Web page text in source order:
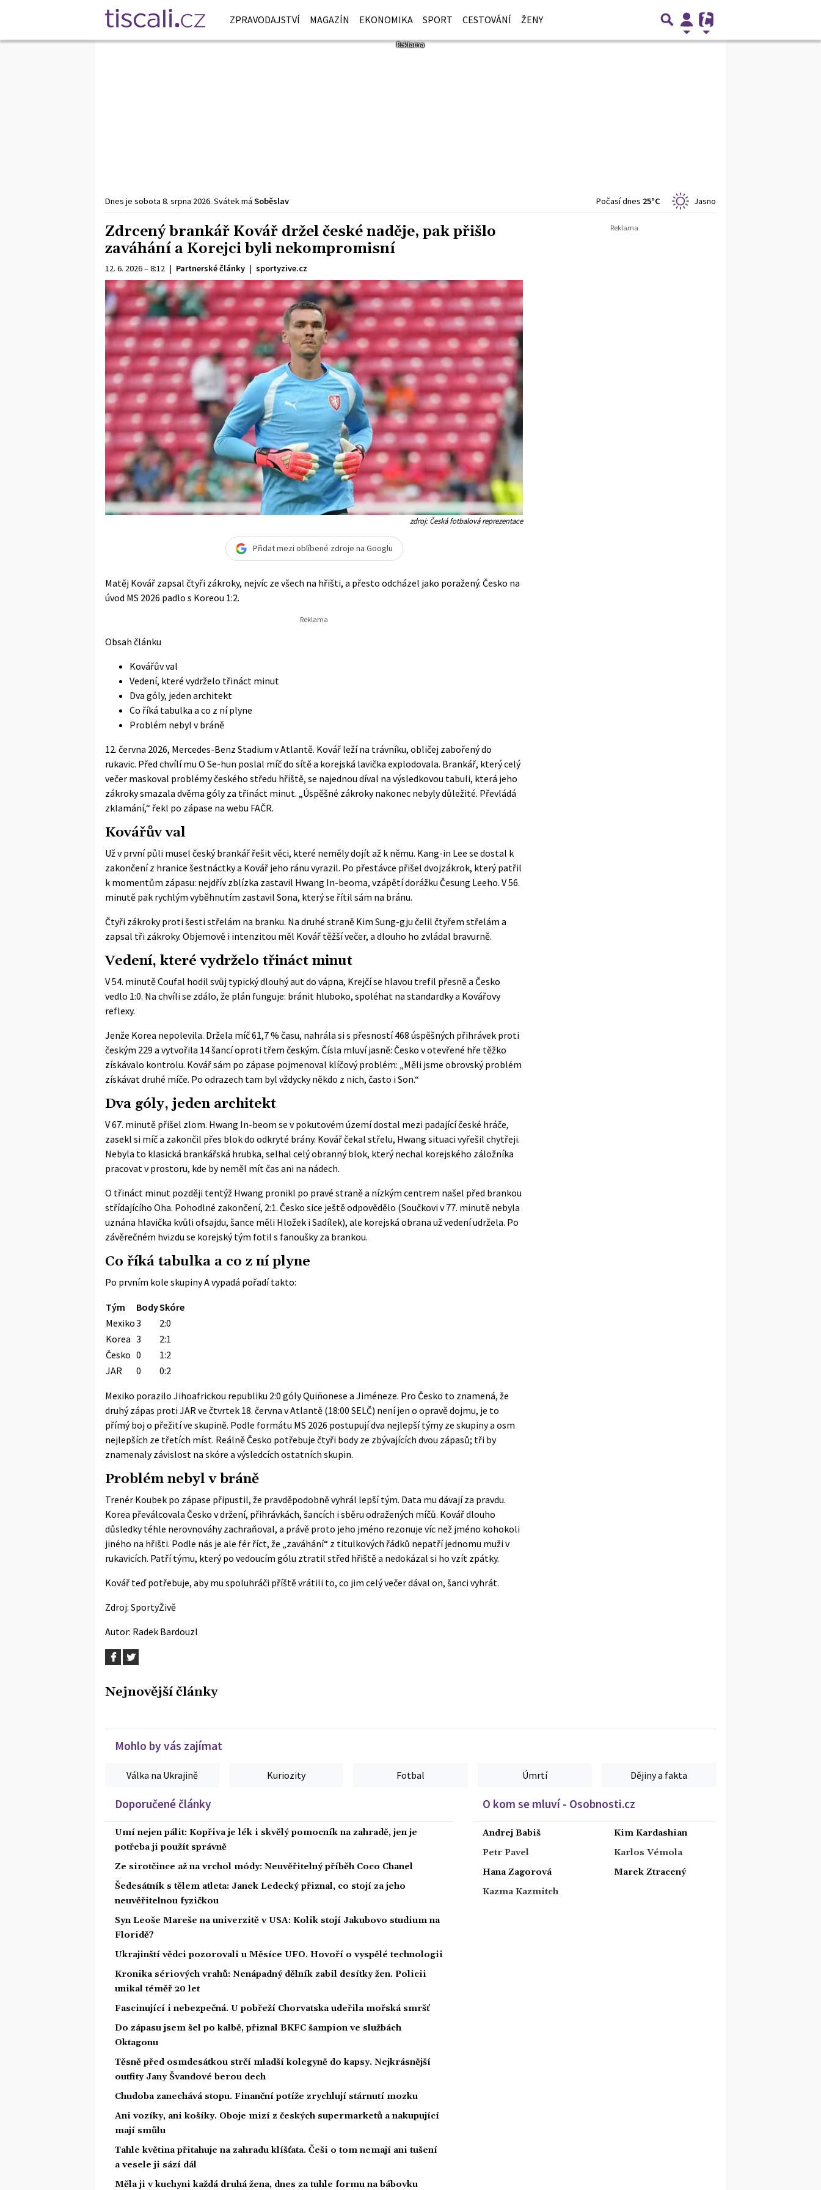
ZPRAVODAJSTVÍ MAGAZÍN EKONOMIKA SPORT CESTOVÁNÍ ŽENY
Dnes je sobota 8. srpna 2026. Svátek má Soběslav Počasí dnes 25°C Jasno
Zdrcený brankář Kovář držel české naděje, pak přišlo
zaváhání a Korejci byli nekompromisní
12. 6. 2026 – 8:12 | Partnerské články | sportyzive.cz
zdroj: Česká fotbalová reprezentace
Přidat mezi oblíbené zdroje na Googlu
Matěj Kovář zapsal čtyři zákroky, nejvíc ze všech na hřišti, a přesto odcházel jako poražený. Česko na
úvod MS 2026 padlo s Koreou 1:2.
Obsah článku
Kovářův val
Vedení, které vydrželo třináct minut
Dva góly, jeden architekt
Co říká tabulka a co z ní plyne
Problém nebyl v bráně
12. června 2026, Mercedes-Benz Stadium v Atlantě. Kovář leží na trávníku, obličej zabořený do
rukavic. Před chvílí mu O Se-hun poslal míč do sítě a korejská lavička explodovala. Brankář, který celý
večer maskoval problémy českého středu hřiště, se najednou díval na výsledkovou tabuli, která jeho
zákroky smazala dvěma góly za třináct minut. „Úspěšné zákroky nakonec nebyly důležité. Převládá
zklamání,“ řekl po zápase na webu FAČR.
Kovářův val
Už v první půli musel český brankář řešit věci, které neměly dojít až k němu. Kang-in Lee se dostal k
zakončení z hranice šestnáctky a Kovář jeho ránu vyrazil. Po přestávce přišel dvojzákrok, který patřil
k momentům zápasu: nejdřív zblízka zastavil Hwang In-beoma, vzápětí dorážku Česung Leeho. V 56.
minutě pak rychlým vyběhnutím zastavil Sona, který se řítil sám na bránu.
Čtyři zákroky proti šesti střelám na branku. Na druhé straně Kim Sung-gju čelil čtyřem střelám a
zapsal tři zákroky. Objemově i intenzitou měl Kovář těžší večer, a dlouho ho zvládal bravurně.
Vedení, které vydrželo třináct minut
V 54. minutě Coufal hodil svůj typický dlouhý aut do vápna, Krejčí se hlavou trefil přesně a Česko
vedlo 1:0. Na chvíli se zdálo, že plán funguje: bránit hluboko, spoléhat na standardky a Kovářovy
reflexy.
Jenže Korea nepolevila. Držela míč 61,7 % času, nahrála si s přesností 468 úspěšných přihrávek proti
českým 229 a vytvořila 14 šancí oproti třem českým. Čísla mluví jasně: Česko v otevřené hře těžko
získávalo kontrolu. Kovář sám po zápase pojmenoval klíčový problém: „Měli jsme obrovský problém
získávat druhé míče. Po odrazech tam byl vždycky někdo z nich, často i Son.“
Dva góly, jeden architekt
V 67. minutě přišel zlom. Hwang In-beom se v pokutovém území dostal mezi padající české hráče,
zasekl si míč a zakončil přes blok do odkryté brány. Kovář čekal střelu, Hwang situaci vyřešil chytřeji.
Nebyla to klasická brankářská hrubka, selhal celý obranný blok, který nechal korejského záložníka
pracovat v prostoru, kde by neměl mít čas ani na nádech.
O třináct minut později tentýž Hwang pronikl po pravé straně a nízkým centrem našel před brankou
střídajícího Oha. Pohodlné zakončení, 2:1. Česko sice ještě odpovědělo (Součkovi v 77. minutě nebyla
uznána hlavička kvůli ofsajdu, šance měli Hložek i Sadílek), ale korejská obrana už vedení udržela. Po
závěrečném hvizdu se korejský tým fotil s fanoušky za brankou.
Co říká tabulka a co z ní plyne
Po prvním kole skupiny A vypadá pořadí takto:
Tým BodySkóre
Mexiko3
2:0
Korea 3
2:1
Česko 0
1:2
JAR
0 0:2
Mexiko porazilo Jihoafrickou republiku 2:0 góly Quiñonese a Jiméneze. Pro Česko to znamená, že
druhý zápas proti JAR ve čtvrtek 18. června v Atlantě (18:00 SELČ) není jen o opravě dojmu, je to
přímý boj o přežití ve skupině. Podle formátu MS 2026 postupují dva nejlepší týmy ze skupiny a osm
nejlepších ze třetích míst. Reálně Česko potřebuje čtyři body ze zbývajících dvou zápasů; tři by
znamenaly závislost na skóre a výsledcích ostatních skupin.
Problém nebyl v bráně
Trenér Koubek po zápase připustil, že pravděpodobně vyhrál lepší tým. Data mu dávají za pravdu.
Korea převálcovala Česko v držení, přihrávkách, šancích i sběru odražených míčů. Kovář dlouho
důsledky téhle nerovnováhy zachraňoval, a právě proto jeho jméno rezonuje víc než jméno kohokoli
jiného na hřišti. Podle nás je ale fér říct, že „zaváhání“ z titulkových řádků nepatří jednomu muži v
rukavicích. Patří týmu, který po vedoucím gólu ztratil střed hřiště a nedokázal si ho vzít zpátky.
Kovář teď potřebuje, aby mu spoluhráči příště vrátili to, co jim celý večer dával on, šanci vyhrát.
Zdroj: SportyŽivě
Autor: Radek Bardouzl
Nejnovější články
Mohlo by vás zajímat
Válka na Ukrajině Kuriozity Fotbal Úmrtí Dějiny a fakta
Doporučené články
Umí nejen pálit: Kopřiva je lék i skvělý pomocník na zahradě, jen je
potřeba ji použít správně
Ze sirotčince až na vrchol módy: Neuvěřitelný příběh Coco Chanel
Šedesátník s tělem atleta: Janek Ledecký přiznal, co stojí za jeho
neuvěřitelnou fyzičkou
Syn Leoše Mareše na univerzitě v USA: Kolik stojí Jakubovo studium na
Floridě?
Ukrajinští vědci pozorovali u Měsíce UFO. Hovoří o vyspělé technologii
Kronika sériových vrahů: Nenápadný dělník zabil desítky žen. Policii
unikal téměř 20 let
Fascinující i nebezpečná. U pobřeží Chorvatska udeřila mořská smršť
Do zápasu jsem šel po kalbě, přiznal BKFC šampion ve službách
Oktagonu
Těsně před osmdesátkou strčí mladší kolegyně do kapsy. Nejkrásnější
outfity Jany Švandové berou dech
Chudoba zanechává stopu. Finanční potíže zrychlují stárnutí mozku
Ani vozíky, ani košíky. Oboje mizí z českých supermarketů a nakupující
mají smůlu
Tahle květina přitahuje na zahradu klíšťata. Češi o tom nemají ani tušení
a vesele ji sází dál
Měla ji v kuchyni každá druhá žena, dnes za tuhle formu na bábovku
O kom se mluví - Osobnosti.cz
Andrej Babiš
Petr Pavel
Hana Zagorová
Kazma Kazmitch
Kim Kardashian
Karlos Vémola
Marek Ztracený